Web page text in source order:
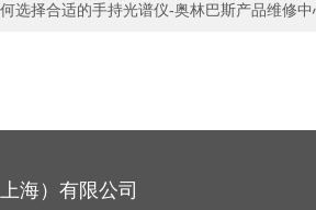
选择合适的手持光谱仪-奥林巴斯产品维修中
海）有限公司